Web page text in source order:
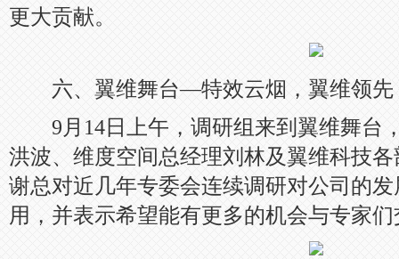
更大贡献。
六、翼维舞台—特效云烟，翼维领先
9月14日上午，调研组来到翼维舞台
洪波、维度空间总经理刘林及翼维科技
谢总对近几年专委会连续调研对公司的
用，并表示希望能有更多的机会与专家